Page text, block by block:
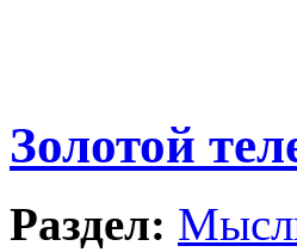
Золотой
Раздел: